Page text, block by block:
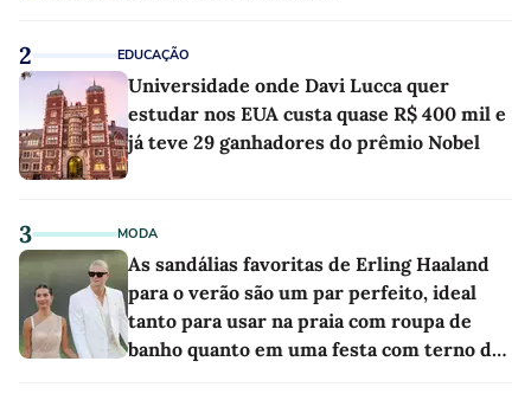
2 EDUCAÇÃO
Universidade onde Davi Lucca quer
estudar nos EUA custa quase R$ 400 mil e
já teve 29 ganhadores do prêmio Nobel
3 MODA
As sandálias favoritas de Erling Haaland
para o verão são um par perfeito, ideal
tanto para usar na praia com roupa de
banho quanto em uma festa com terno de